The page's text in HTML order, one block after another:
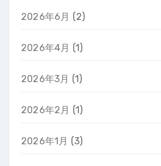
2026年6月 (2)
2026年4月 (1)
2026年3月 (1)
2026年2月 (1)
2026年1月 (3)